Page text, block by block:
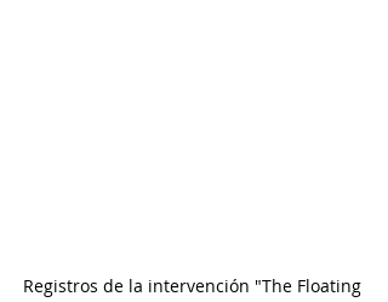
Registros de la intervención "The Floating